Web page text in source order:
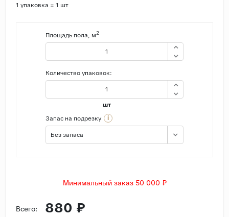
1 упаковка = 1 шт
Площадь пола, м2
Количество упаковок:
шт
Запас на подрезку
i
Без запаса
Минимальный заказ 50 000 ₽
Всего: 880 ₽